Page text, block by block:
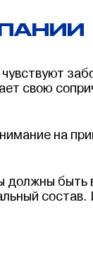
свою
на
быть
состав.